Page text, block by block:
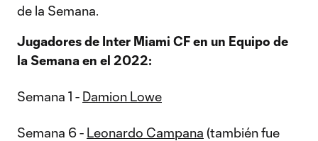
de la Semana.
Jugadores de Inter Miami CF en un Equipo de
la Semana en el 2022:
Semana 1 - Damion Lowe
Semana 6 - Leonardo Campana (también fue